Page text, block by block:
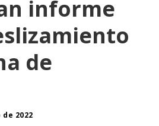
informe
de
2022